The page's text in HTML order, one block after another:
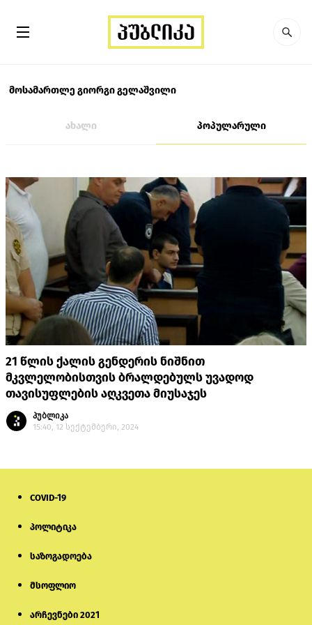
მოსამართლე გიორგი გელაშვილი
ახალი პოპულარული
21 წლის ქალის გენდერის ნიშნით
მკვლელობისთვის ბრალდებულს უვადოდ
თავისუფლების აღკვეთა მიუსაჯეს
პუბლიკა
15:40, 12 სექტემბერი, 2024
COVID-19
პოლიტიკა
საზოგადოება
მსოფლიო
არჩევნები 2021